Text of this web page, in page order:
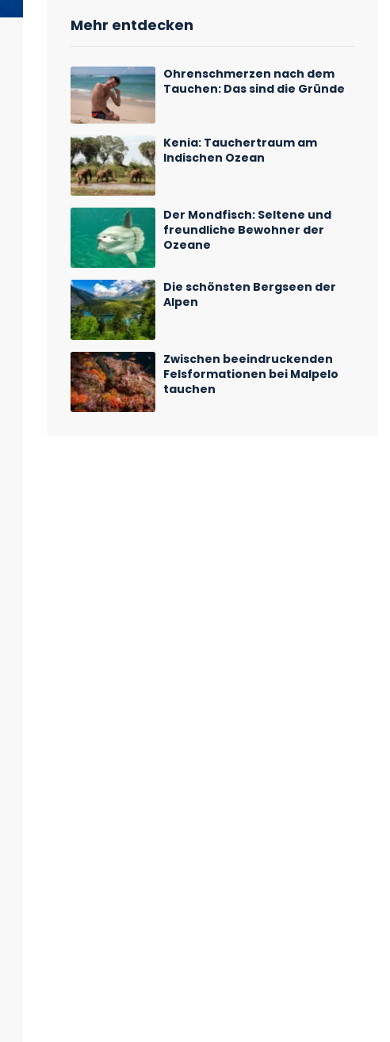
Mehr entdecken
Ohrenschmerzen nach dem
Tauchen: Das sind die Gründe
Kenia: Tauchertraum am
Indischen Ozean
Der Mondfisch: Seltene und
freundliche Bewohner der
Ozeane
Die schönsten Bergseen der
Alpen
Zwischen beeindruckenden
Felsformationen bei Malpelo
tauchen